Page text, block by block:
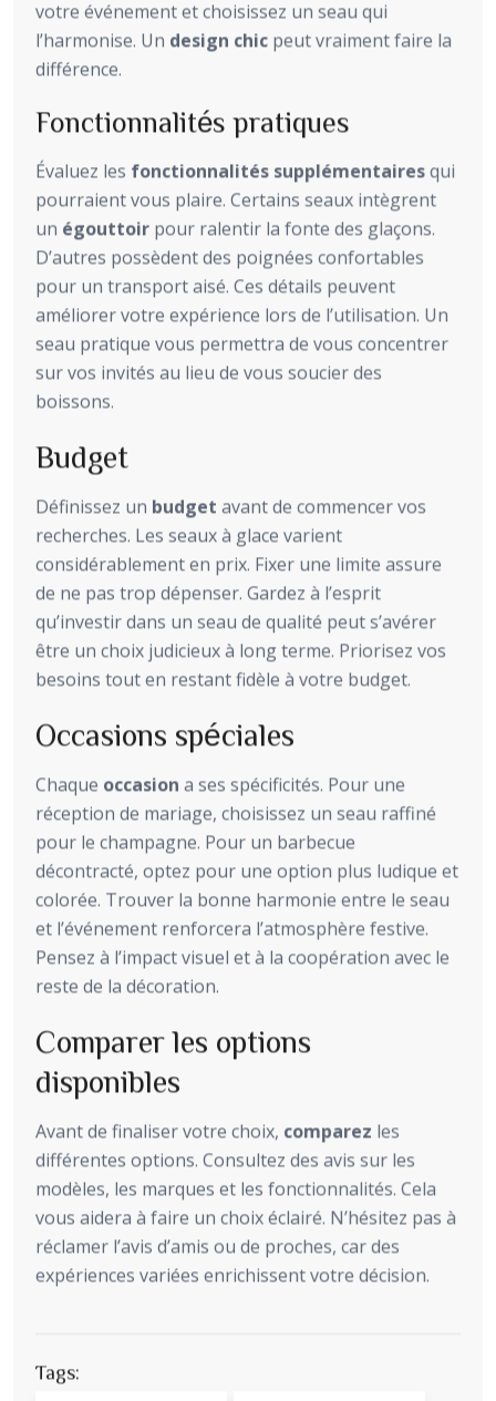
votre événement et choisissez un seau qui
l’harmonise. Un design chic peut vraiment faire la
différence.
Fonctionnalités pratiques
Évaluez les fonctionnalités supplémentairesqui
pourraient vous plaire. Certains seaux intègrent
un égouttoir pour ralentir la fonte des glaçons.
D’autres possèdent des poignées confortables
pour un transport aisé. Ces détails peuvent
améliorer votre expérience lors de l’utilisation. Un
seau pratique vous permettra de vous concentrer
sur vos invités au lieu de vous soucier des
boissons.
Budget
Définissez un budget avant de commencer vos
recherches. Les seaux à glace varient
considérablement en prix. Fixer une limite assure
de ne pas trop dépenser. Gardez à l’esprit
qu’investir dans un seau de qualité peut s’avérer
être un choix judicieux à long terme. Priorisez vos
besoins tout en restant fidèle à votre budget.
Occasions spéciales
Chaque occasion a ses spécificités. Pour une
réception de mariage, choisissez un seau raffiné
pour le champagne. Pour un barbecue
décontracté, optez pour une option plus ludique et
colorée. Trouver la bonne harmonie entre le seau
et l’événement renforcera l’atmosphère festive.
Pensez à l’impact visuel et à la coopération avec le
reste de la décoration.
Comparer les options
disponibles
Avant de finaliser votre choix, comparez les
différentes options. Consultez des avis sur les
modèles, les marques et les fonctionnalités. Cela
vous aidera à faire un choix éclairé. N’hésitez pas à
réclamer l’avis d’amis ou de proches, car des
expériences variées enrichissent votre décision.
Tags: